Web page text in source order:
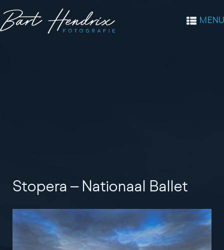
MENU
Stopera – Nationaal Ballet